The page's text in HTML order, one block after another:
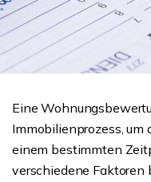
Eine
Immobilienprozess, um
einem bestimmten
verschiedene Faktoren